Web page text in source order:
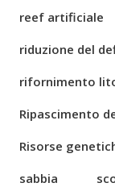
reef artificiale
riduzione del
rifornimento
Ripascimento
Risorse
sabbia